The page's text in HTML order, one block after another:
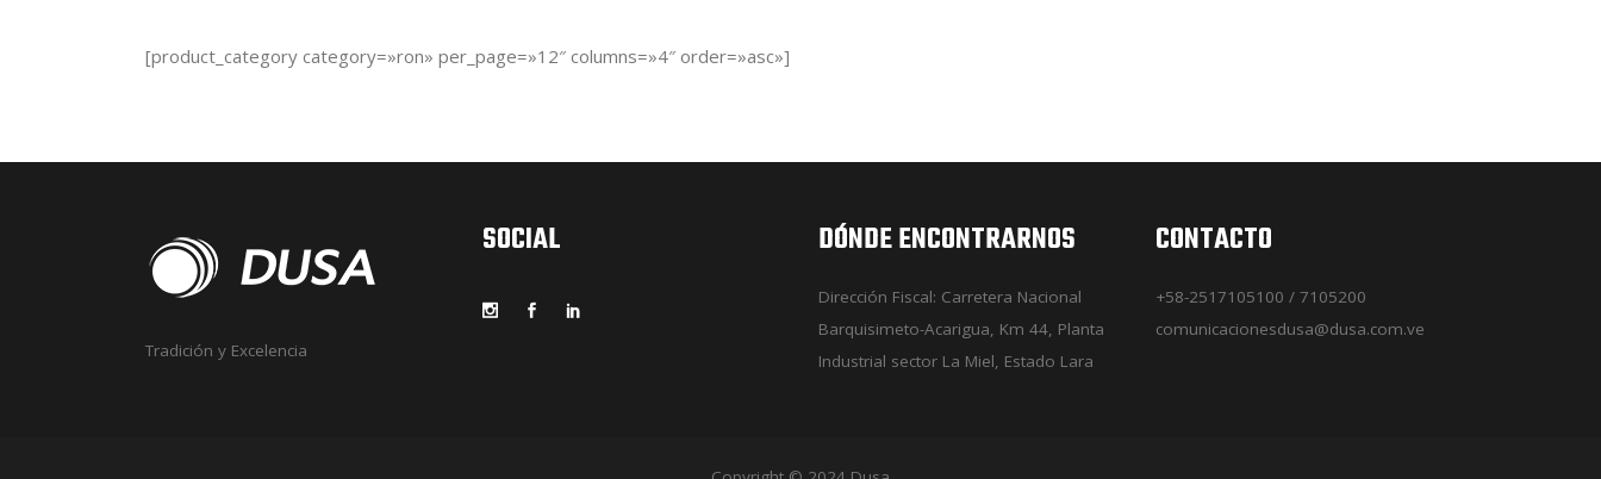
[product_category category=»ron» per_page=»12″ columns=»4″ order=»asc»]
Tradición y Excelencia
SOCIAL DÓNDE ENCONTRARNOS
Dirección Fiscal: Carretera Nacional
Barquisimeto-Acarigua, Km 44, Planta
Industrial sector La Miel, Estado Lara
CONTACTO
+58-2517105100 / 7105200
comunicacionesdusa@dusa.com.ve